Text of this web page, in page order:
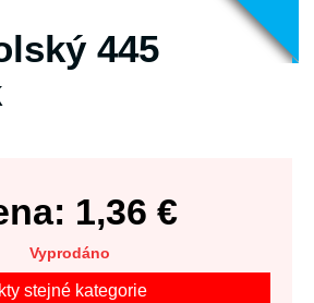
445
1,36 €
Vyprodáno
stejné kategorie